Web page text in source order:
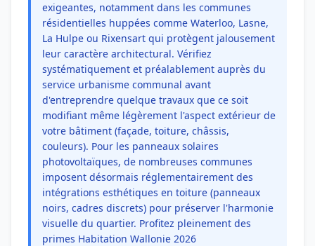
exigeantes, notamment dans les communes
résidentielles huppées comme Waterloo, Lasne,
La Hulpe ou Rixensart qui protègent jalousement
leur caractère architectural. Vérifiez
systématiquement et préalablement auprès du
service urbanisme communal avant
d'entreprendre quelque travaux que ce soit
modifiant même légèrement l'aspect extérieur de
votre bâtiment (façade, toiture, châssis,
couleurs). Pour les panneaux solaires
photovoltaïques, de nombreuses communes
imposent désormais réglementairement des
intégrations esthétiques en toiture (panneaux
noirs, cadres discrets) pour préserver l'harmonie
visuelle du quartier. Profitez pleinement des
primes Habitation Wallonie 2026